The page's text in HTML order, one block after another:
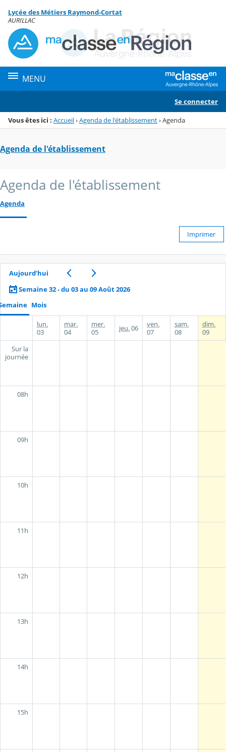
Menu de la rubrique
Contenu
Lycée des Métiers Raymond-Cortat
AURILLAC
MENU
Se connecter
Vous êtes ici : Accueil›Agenda de l'établissement›Agenda
Agenda de l'établissement
Agenda de l'établissement
Agenda
Imprimer
Aujourd’hui
Semaine 32 - du 03 au 09 Août 2026
Mois
lun.
03
mar.
04
mer.
05
jeu.06
ven.
07
sam.
08
dim.
09
Sur la
journée
08h
09h
10h
11h
12h
13h
14h
15h